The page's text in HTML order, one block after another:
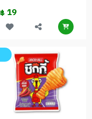
฿ 19